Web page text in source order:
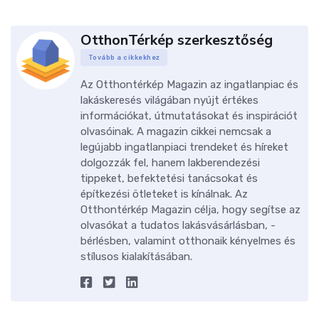
OtthonTérkép szerkesztőség
Tovább a cikkekhez
Az Otthontérkép Magazin az ingatlanpiac és
lakáskeresés világában nyújt értékes
információkat, útmutatásokat és inspirációt
olvasóinak. A magazin cikkei nemcsak a
legújabb ingatlanpiaci trendeket és híreket
dolgozzák fel, hanem lakberendezési
tippeket, befektetési tanácsokat és
építkezési ötleteket is kínálnak. Az
Otthontérkép Magazin célja, hogy segítse az
olvasókat a tudatos lakásvásárlásban, -
bérlésben, valamint otthonaik kényelmes és
stílusos kialakításában.